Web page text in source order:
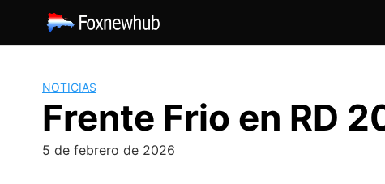
contenido
NOTICIAS
Frente Frio en RD
5 de febrero de 2026